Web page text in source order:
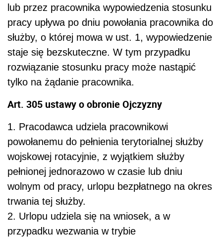
lub przez pracownika wypowiedzenia stosunku
pracy upływa po dniu powołania pracownika do
służby, o której mowa w ust. 1, wypowiedzenie
staje się bezskuteczne. W tym przypadku
rozwiązanie stosunku pracy może nastąpić
tylko na żądanie pracownika.
Art. 305 ustawy o obronie Ojczyzny
1. Pracodawca udziela pracownikowi
powołanemu do pełnienia terytorialnej służby
wojskowej rotacyjnie, z wyjątkiem służby
pełnionej jednorazowo w czasie lub dniu
wolnym od pracy, urlopu bezpłatnego na okres
trwania tej służby.
2. Urlopu udziela się na wniosek, a w
przypadku wezwania w trybie